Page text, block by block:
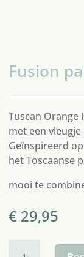
Fusion
Tuscan Orange
met een
Geïnspireerd
het Toscaanse
mooi te
€29,95